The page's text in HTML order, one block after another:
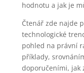
hodnotu a jak je
Čtenář zde najde
technologické
pohled na právní
příklady,
doporučeními, jak